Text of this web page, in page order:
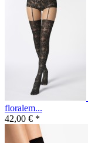
floralem...
42,00 € *